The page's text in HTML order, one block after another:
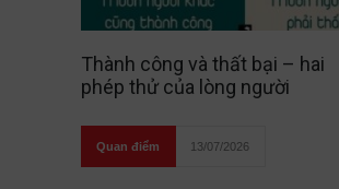
Thành công và thất bại – hai
phép thử của lòng người
Quan điểm 13/07/2026